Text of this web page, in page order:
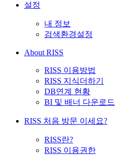
설정
내 정보
검색환경설정
About RISS
RISS 이용방법
RISS 지식더하기
DB연계 현황
BI 및 배너 다운로드
RISS 처음 방문 이세요?
RISS란?
RISS 이용권한